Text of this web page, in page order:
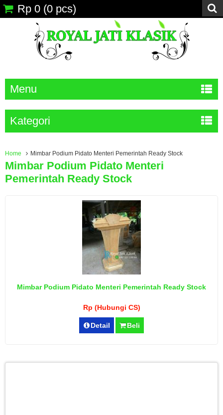
Rp 0 (0 pcs)
Menu
Kategori
Home Mimbar Podium Pidato Menteri Pemerintah Ready Stock
Mimbar Podium Pidato Menteri
Pemerintah Ready Stock
Mimbar Podium Pidato Menteri Pemerintah Ready Stock
Rp (Hubungi CS)
Detail Beli